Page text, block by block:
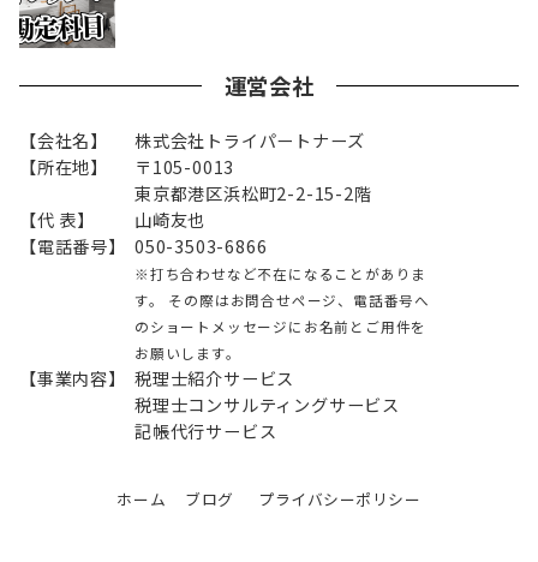
運営会社
【会社名】
株式会社トライパートナーズ
【所在地】
〒105-0013
東京都港区浜松町2-2-15-2階
【代 表】
山崎友也
【電話番号】
050-3503-6866
※打ち合わせなど不在になることがありま
す。 その際はお問合せページ、電話番号へ
のショートメッセージにお名前とご用件を
お願いします。
【事業内容】
税理士紹介サービス
税理士コンサルティングサービス
記帳代行サービス
ホーム ブログ プライバシーポリシー